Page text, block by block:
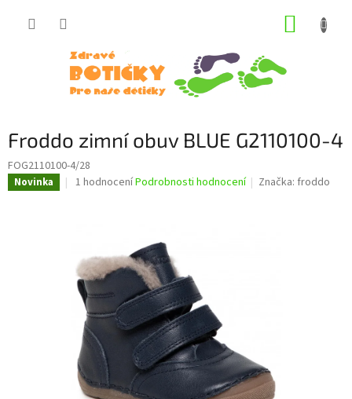
Froddo zimní obuv BLUE G2110100-4
FOG2110100-4/28
Novinka
Průměrné
5
hvězdiček.
1 hodnoceníPodrobnosti hodnocení Značka:froddo